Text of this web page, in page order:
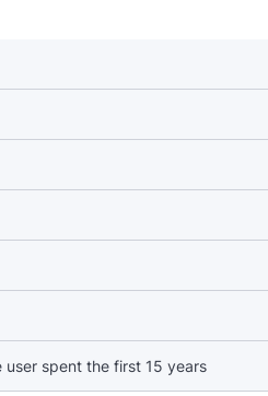
user spent the first 15 years